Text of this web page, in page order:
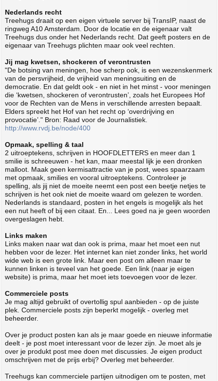
Nederlands recht
Treehugs draait op een eigen virtuele server bij TransIP, naast de
ringweg A10 Amsterdam. Door de locatie en de eigenaar valt
Treehugs dus onder het Nederlands recht. Dat geeft posters en de
eigenaar van Treehugs plichten maar ook veel rechten.
Jij mag kwetsen, shockeren of verontrusten
"De botsing van meningen, hoe scherp ook, is een wezenskenmerk
van de persvrijheid, de vrijheid van meningsuiting en de
democratie. En dat geldt ook - en niet in het minst - voor meningen
die ‘kwetsen, shockeren of verontrusten’, zoals het Europees Hof
voor de Rechten van de Mens in verschillende arresten bepaalt.
Elders spreekt het Hof van het recht op ‘overdrijving en
provocatie’." Bron: Raad voor de Journalistiek.
http://www.rvdj.be/node/400
Opmaak, spelling & taal
2 uitroeptekens, schrijven in HOOFDLETTERS en meer dan 1
smilie is schreeuwen - het kan, maar meestal lijk je een dronken
malloot. Maak geen kermisattractie van je post, wees spaarzaam
met opmaak, smilies en vooral uitroeptekens. Controleer je
spelling, als jij niet de moeite neemt een post een beetje netjes te
schrijven is het ook niet de moeite waard om gelezen te worden.
Nederlands is standaard, posten in het engels is mogelijk als het
een nut heeft of bij een citaat. En... Lees goed na je geen woorden
overgeslagen hebt.
Links maken
Links maken naar wat dan ook is prima, maar het moet een nut
hebben voor de lezer. Het internet kan niet zonder links, het world
wide web is een grote link. Maar een post om alleen maar te
kunnen linken is teveel van het goede. Een link (naar je eigen
website) is prima, maar het moet iets toevoegen voor de lezer.
Commerciele posts
Je mag altijd gebruikt of overtollig spul aanbieden - op de juiste
plek. Commerciele posts zijn beperkt mogelijk - overleg met
beheerder.
Over je product posten kan als je maar goede en nieuwe informatie
deelt - je post moet interessant voor de lezer zijn. Je moet als je
over je produkt post mee doen met discussies. Je eigen product
omschrijven met de prijs erbij? Overleg met beheerder.
Treehugs kan commerciele partijen uitnodigen om te posten, met